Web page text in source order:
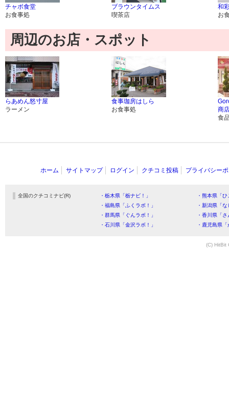
チャボ食堂
お食事処
ブラウンタイムス
喫茶店
和
お
周辺のお店・スポット
らあめん怒寸屋
ラーメン
食事珈房はしら
お食事処
商
食
ホーム サイトマップ ログイン クチコミ投稿 プライバシー
全国のクチコミナビ(R) ・栃木県「栃ナビ！」
・熊本県「
・福島県「ふくラボ！」
・新潟県「
・群馬県「ぐんラボ！」
・香川県「
・石川県「金沢ラボ！」
・鹿児島県
(C) HitBit